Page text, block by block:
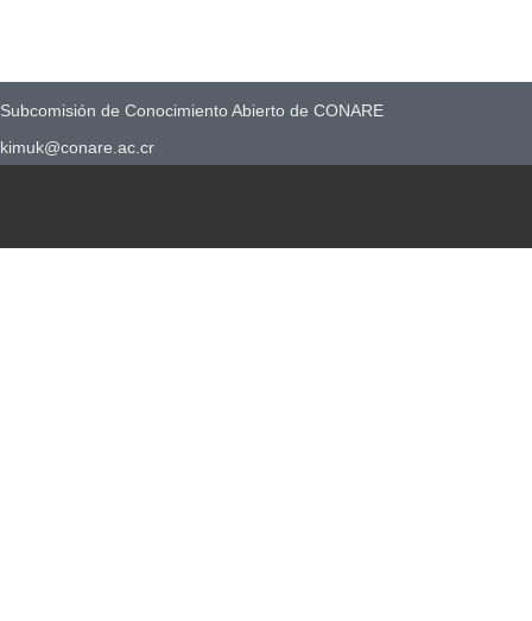
Subcomisión de Conocimiento Abierto de CONARE
kimuk@conare.ac.cr